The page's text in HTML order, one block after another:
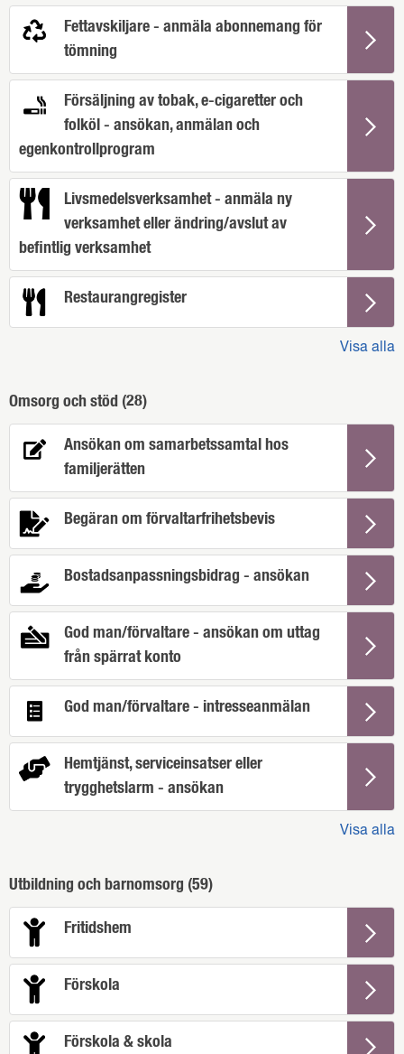
Fettavskiljare - anmäla abonnemang för
tömning
Försäljning av tobak, e-cigaretter och
folköl - ansökan, anmälan och
egenkontrollprogram
Livsmedelsverksamhet - anmäla ny
verksamhet eller ändring/avslut av
befintlig verksamhet
Restaurangregister
Visa alla
Omsorg och stöd (28)
Ansökan om samarbetssamtal hos
familjerätten
Begäran om förvaltarfrihetsbevis
Bostadsanpassningsbidrag - ansökan
God man/förvaltare - ansökan om uttag
från spärrat konto
God man/förvaltare - intresseanmälan
Hemtjänst, serviceinsatser eller
trygghetslarm - ansökan
Visa alla
Utbildning och barnomsorg (59)
Fritidshem
Förskola
Förskola & skola